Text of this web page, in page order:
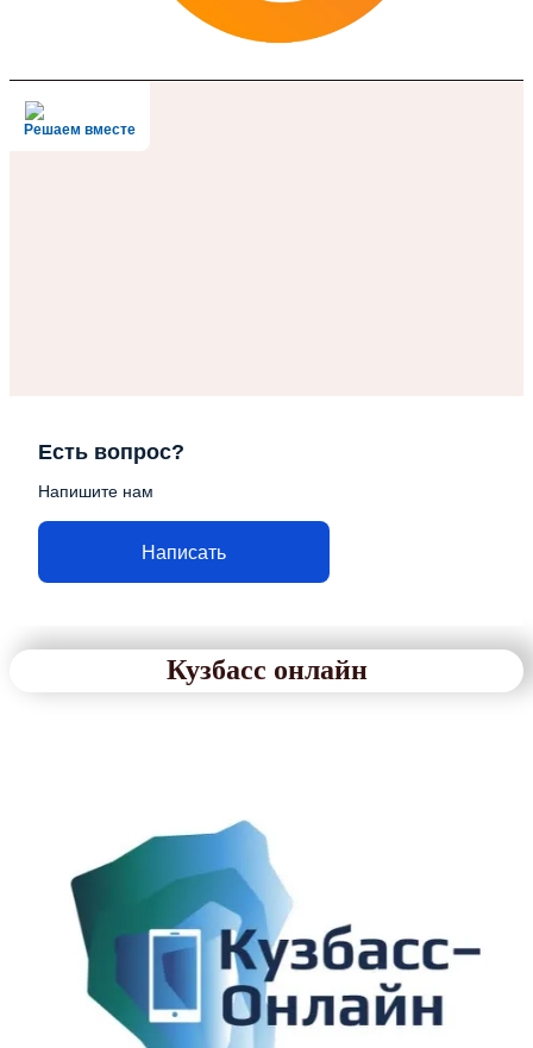
Решаем вместе
Есть вопрос?
Напишите нам
Написать
Кузбасс онлайн